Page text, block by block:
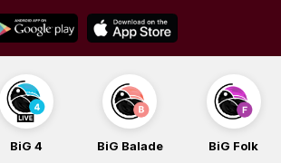
BiG 4 BiG Balade BiG Folk